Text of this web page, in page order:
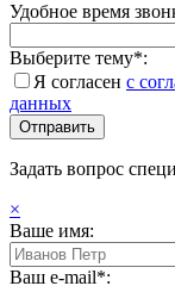
Удобное время
Выберите тему*:
Я согласен с
данных
Задать вопрос
×
Ваше имя:
Ваш e-mail*: